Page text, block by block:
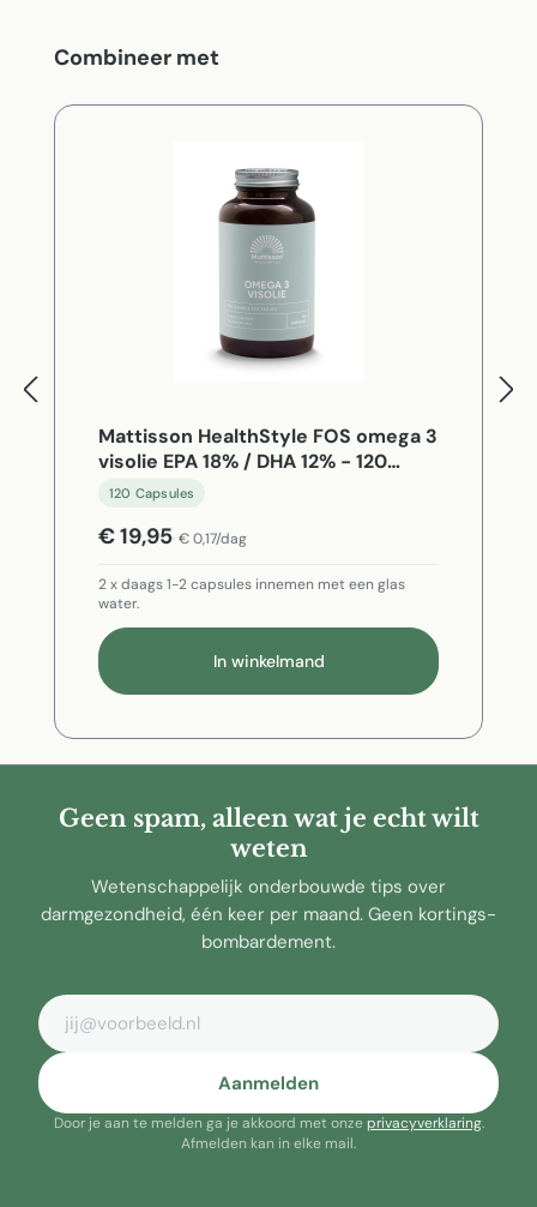
Productgalerij overslaan
Combineer met
Mattisson HealthStyle FOS omega 3
visolie EPA 18% / DHA 12% - 120
Capsules
120 Capsules
€ 19,95 € 0,17/dag
2 x daags 1-2 capsules innemen met een glas
water.
In winkelmand
Geen spam, alleen wat je echt wilt
weten
Wetenschappelijk onderbouwde tips over
darmgezondheid, één keer per maand. Geen kortings-
bombardement.
E-mailadres
Aanmelden
Door je aan te melden ga je akkoord met onzeprivacyverklaring.
Afmelden kan in elke mail.